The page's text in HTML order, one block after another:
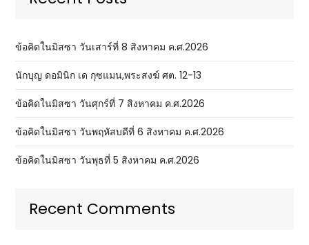
ข้อคิดในมิสซา วันเสาร์ที่ 8 สิงหาคม ค.ศ.2026
นักบุญ ดอมินิก เด กุซแมน,พระสงฆ์ ศต. 12-13
ข้อคิดในมิสซา วันศุกร์ที่ 7 สิงหาคม ค.ศ.2026
ข้อคิดในมิสซา วันพฤหัสบดีที่ 6 สิงหาคม ค.ศ.2026
ข้อคิดในมิสซา วันพุธที่ 5 สิงหาคม ค.ศ.2026
Recent Comments